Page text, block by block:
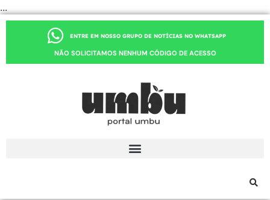
...
ENTRE EM NOSSO GRUPO DE NOTÍCIAS NO WHATSAPP
NÃO SOLICITAMOS NENHUM CÓDIGO DE ACESSO